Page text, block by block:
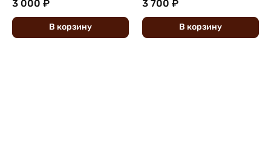
3 000 ₽
В корзину
3 700 ₽
В корзину